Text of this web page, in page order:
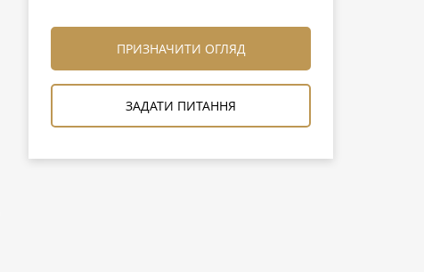
ПРИЗНАЧИТИ ОГЛЯД
ЗАДАТИ ПИТАННЯ